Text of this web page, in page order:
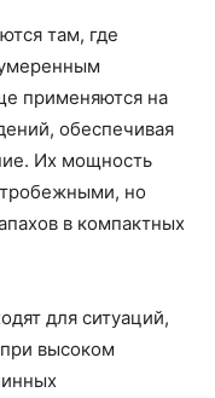
там, где
применяются на
обеспечивая
Их мощность
но
в компактных
для ситуаций,
при высоком